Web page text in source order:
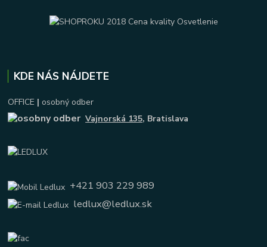
KDE NÁS NÁJDETE
OFFICE | osobný odber
Vajnorská 135, Bratislava
+421 903 229 989
ledlux@ledlux.sk